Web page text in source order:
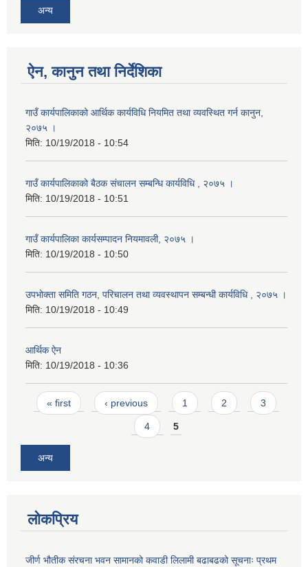
अन्य
ऐन, कानुन तथा निर्देशिका
गाउँ कार्यपालिकाको आर्थिक कार्यविधि नियमित तथा व्यवस्थित गर्न कानुन,
२०७५ ।
मिति: 10/19/2018 - 10:54
गाउँ कार्यपालिकाको बैठक संचालन सम्बन्धि कार्यविधि , २०७५ ।
मिति: 10/19/2018 - 10:51
गाउँ कार्यपालिका कार्यसम्पादन नियमावली, २०७५ ।
मिति: 10/19/2018 - 10:50
उपभोक्ता समिति गठन, परिचालन तथा व्यवस्थापन सम्बन्धी कार्यविधि , २०७५ ।
मिति: 10/19/2018 - 10:49
आर्थिक ऐन
मिति: 10/19/2018 - 10:36
Pages
« first ‹ previous 1 2 3
4 5
अन्य
लोकप्रिय
जीर्ण भौतीक संरचना भवन सामानको कवाडी लिलामी बढाबढको सूचनाः प्रथम